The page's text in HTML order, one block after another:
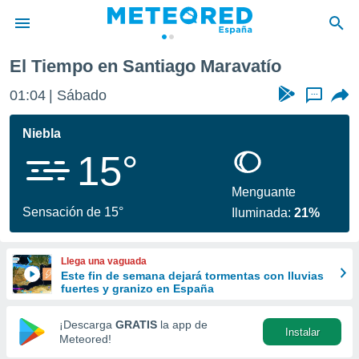
de
por
que se
a este
las
y
forma
digital
basada
El Tiempo en Santiago Maravatío
01:04 Sábado ...
Niebla
15°
Sensación de 15°
Menguante
Iluminada:21%
Llega una vaguada
Este fin de semana dejará tormentas con lluvias
fuertes y granizo en España
¡Descarga GRATIS la app de
Meteored!
Instalar